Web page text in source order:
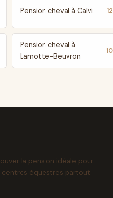
Pension cheval à Calvi 12
Pension cheval à
Lamotte-Beuvron
10
la pension idéale pour
centres équestres partout